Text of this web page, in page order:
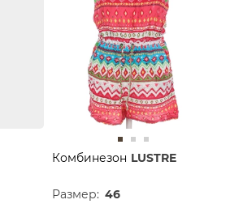
Комбинезон LUSTRE
Размер: 46